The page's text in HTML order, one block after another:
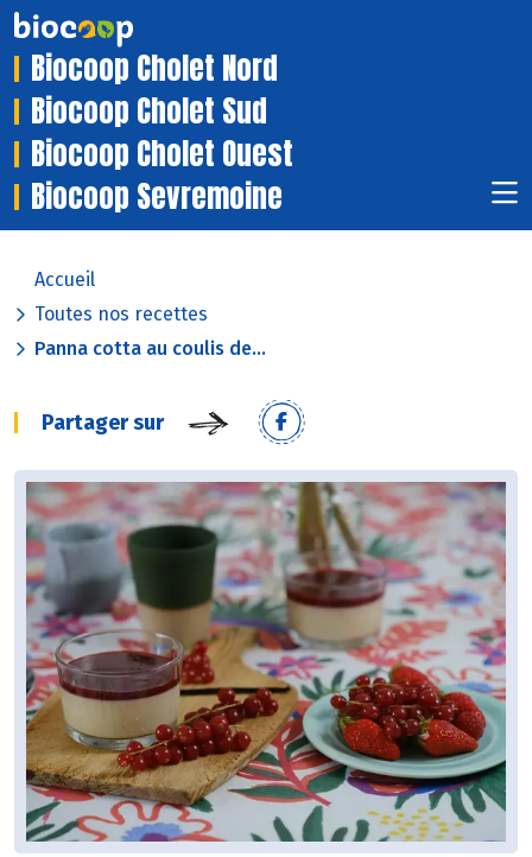
Biocoop Cholet Nord
Biocoop Cholet Sud
Biocoop Cholet Ouest
Biocoop Sevremoine
Accueil
Toutes nos recettes
Panna cotta au coulis de...
Partager sur